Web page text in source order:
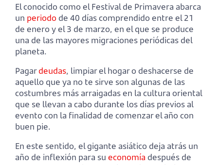
El conocido como el Festival de Primavera abarca
un periodo de 40 días comprendido entre el 21
de enero y el 3 de marzo, en el que se produce
una de las mayores migraciones periódicas del
planeta.
Pagardeudas, limpiar el hogar o deshacerse de
aquello que ya no te sirve son algunas de las
costumbres más arraigadas en la cultura oriental
que se llevan a cabo durante los días previos al
evento con la finalidad de comenzar el año con
buen pie.
En este sentido, el gigante asiático deja atrás un
año de inflexión para su economía después de